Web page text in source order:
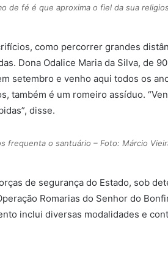
de fé é que aproxima o fiel da sua
como percorrer grandes
Dona Odalice Maria da Silva, de
setembro e venho aqui todos os
também é um romeiro assíduo.
disse.
frequenta o santuário – Foto: Márcio
de segurança do Estado, sob
Romarias do Senhor do
inclui diversas modalidades e